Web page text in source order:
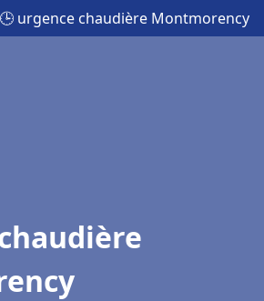
🕒 urgence chaudière Montmorency